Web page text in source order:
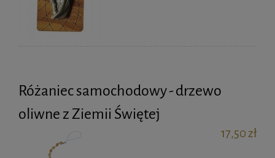
Różaniec samochodowy - drzewo
oliwne z Ziemii Świętej
17,50 zł